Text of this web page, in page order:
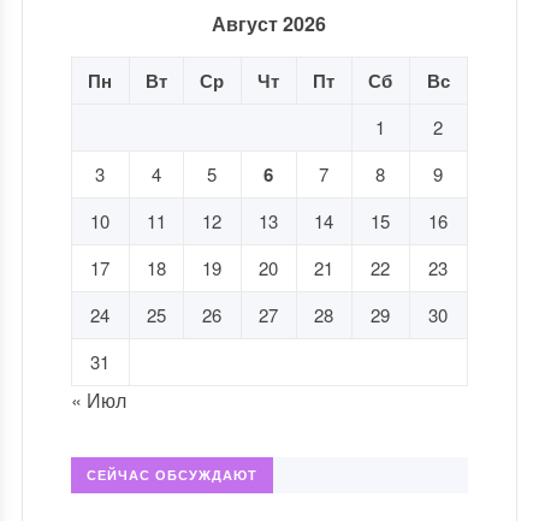
Август 2026
Пн Вт Ср Чт Пт Сб Вс
1
2
3
4 5 6 7 8
9
10
11 12 13 14 15
16
17
18 19 20 21 22
23
24
25 26 27 28 29
30
31
« Июл
СЕЙЧАС ОБСУЖДАЮТ